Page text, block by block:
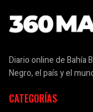
Diario online de Bahía
Negro, el país y el
CATEGORÍAS